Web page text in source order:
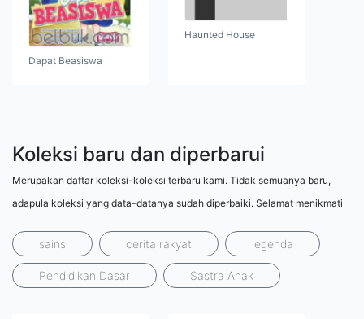
Dapat Beasiswa
Haunted House
Koleksi baru dan diperbarui
Merupakan daftar koleksi-koleksi terbaru kami. Tidak semuanya baru,
adapula koleksi yang data-datanya sudah diperbaiki. Selamat menikmati
sains cerita rakyat legenda
Pendidikan Dasar Sastra Anak